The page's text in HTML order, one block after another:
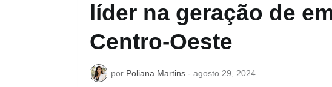
líder na geração de
Centro-Oeste
por Poliana Martins - agosto 29, 2024